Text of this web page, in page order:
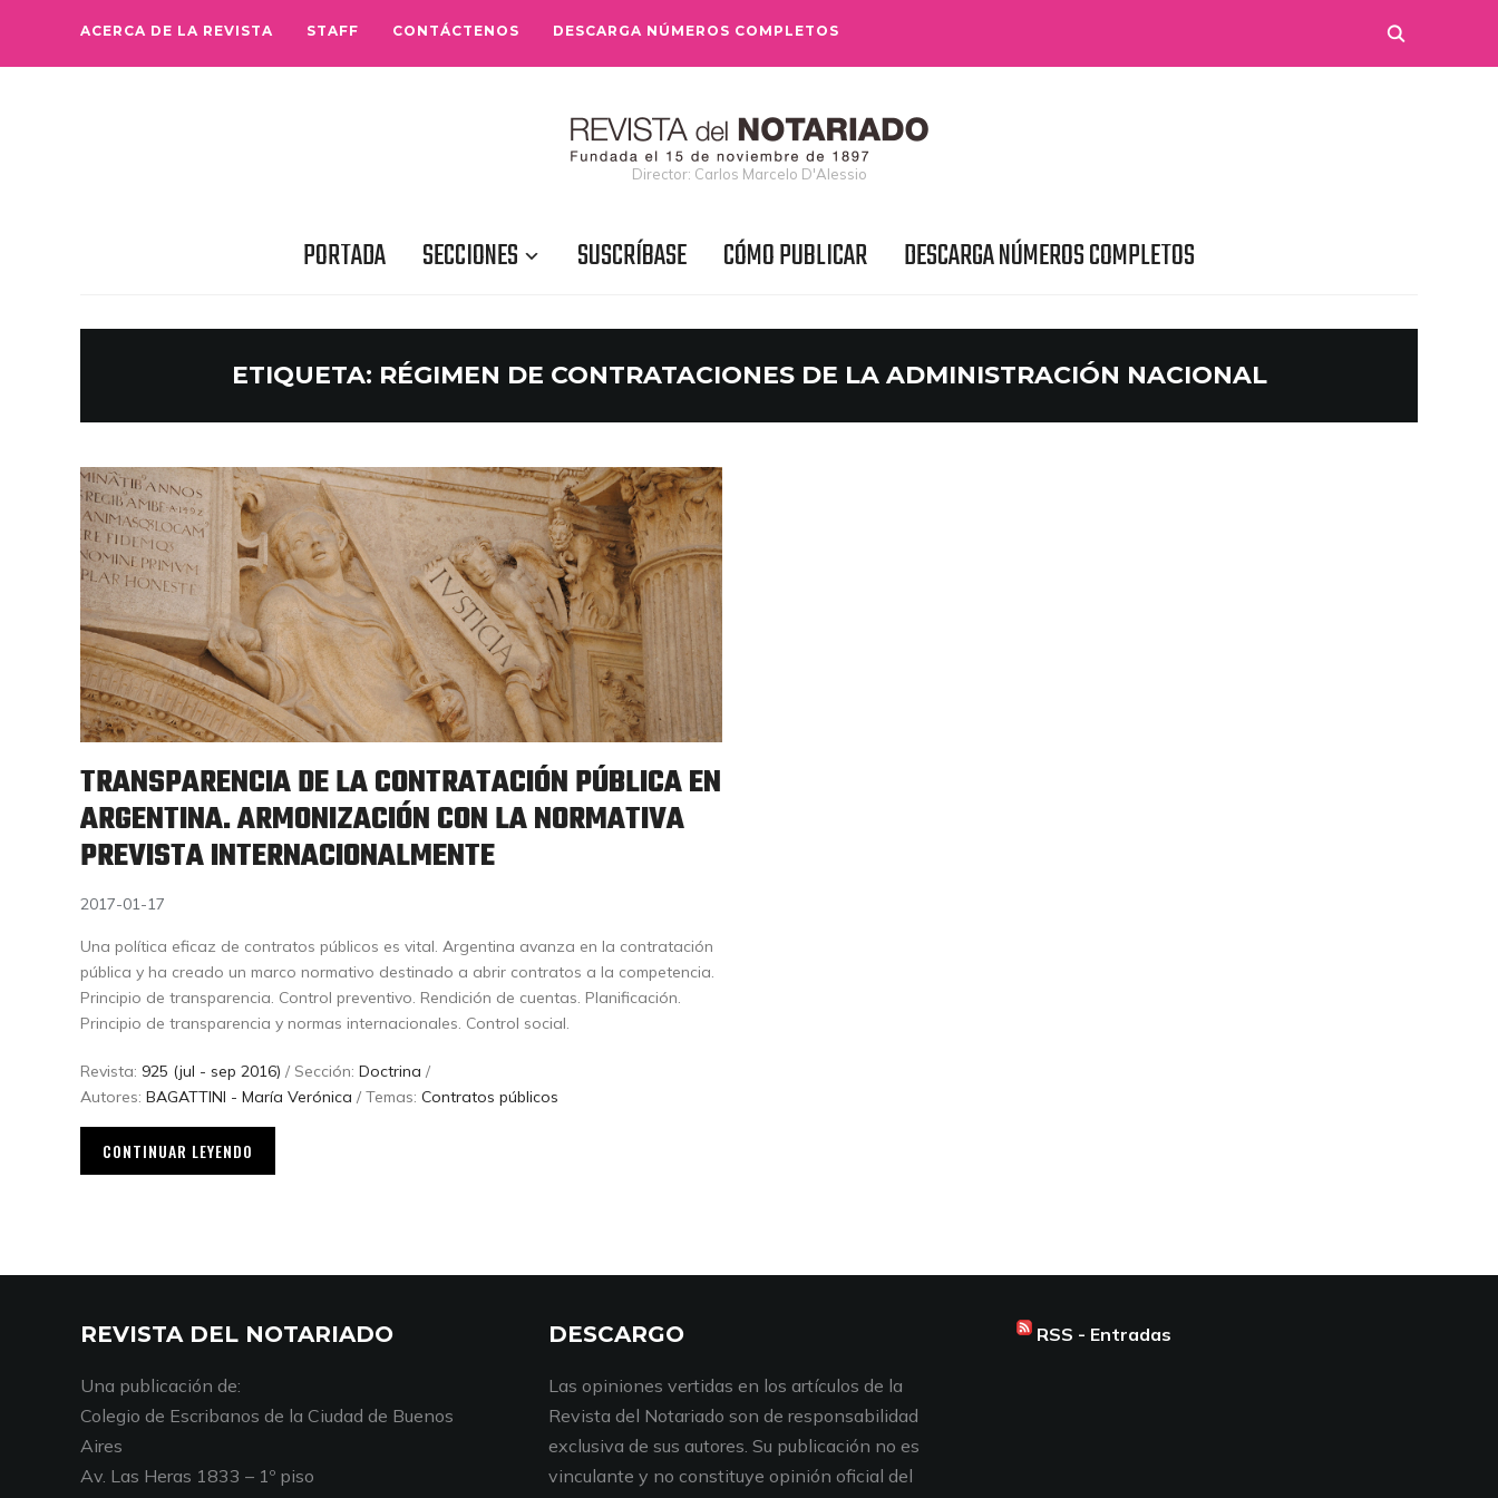
ACERCA DE LA REVISTA STAFF CONTÁCTENOS DESCARGA NÚMEROS COMPLETOS
Director: Carlos Marcelo D'Alessio
PORTADA SECCIONES SUSCRÍBASE CÓMO PUBLICAR DESCARGA NÚMEROS COMPLETOS
ETIQUETA: RÉGIMEN DE CONTRATACIONES DE LA ADMINISTRACIÓN NACIONAL
TRANSPARENCIA DE LA CONTRATACIÓN PÚBLICA EN
ARGENTINA. ARMONIZACIÓN CON LA NORMATIVA
PREVISTA INTERNACIONALMENTE
2017-01-17
Una política eficaz de contratos públicos es vital. Argentina avanza en la contratación
pública y ha creado un marco normativo destinado a abrir contratos a la competencia.
Principio de transparencia. Control preventivo. Rendición de cuentas. Planificación.
Principio de transparencia y normas internacionales. Control social.
Revista: 925 (jul - sep 2016) / Sección: Doctrina /
Autores: BAGATTINI - María Verónica / Temas: Contratos públicos
CONTINUAR LEYENDO
REVISTA DEL NOTARIADO
Una publicación de:
Colegio de Escribanos de la Ciudad de Buenos
Aires
Av. Las Heras 1833 – 1º piso
DESCARGO
Las opiniones vertidas en los artículos de la
Revista del Notariado son de responsabilidad
exclusiva de sus autores. Su publicación no es
vinculante y no constituye opinión oficial del
RSS - Entradas